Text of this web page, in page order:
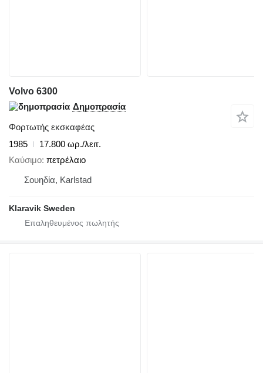
Volvo 6300
Δημοπρασία
Φορτωτής εκσκαφέας
1985
17.800 ωρ./λειτ.
Καύσιμο πετρέλαιο
Σουηδία, Karlstad
Klaravik Sweden